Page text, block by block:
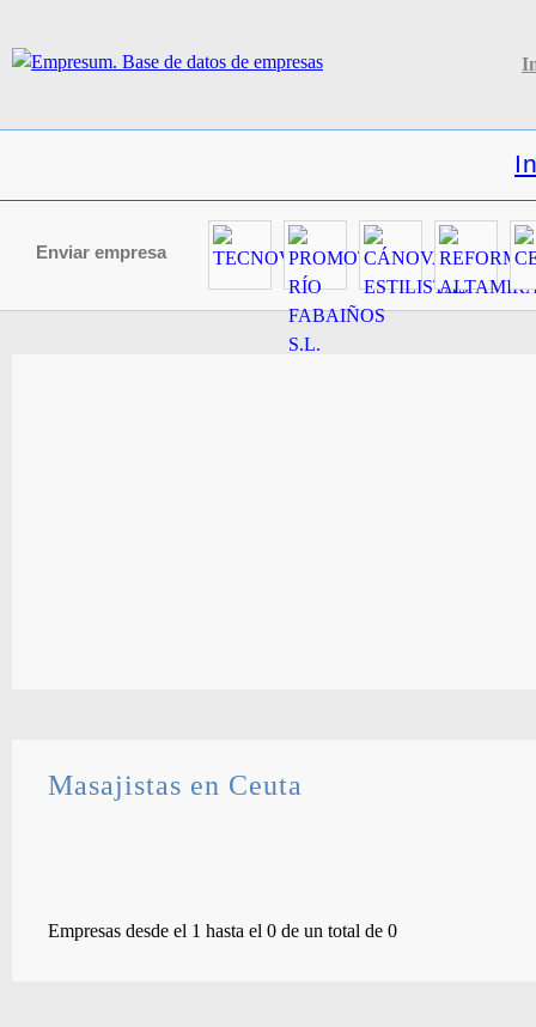
Enviar empresa
Masajistas en Ceuta
Empresas desde el 1 hasta el 0 de un total de 0